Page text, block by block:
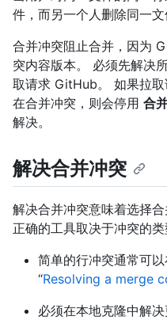
件，而另一个人删除同一文
合并冲突阻止合并，因为
突内容版本。 必须先解决
取请求 GitHub。 如果拉
在合并冲突，则会停用 合
解决。
解决合并冲突
解决合并冲突意味着选择合
正确的工具取决于冲突的类
简单的行冲突通常可
“Resolving a merge
必须在本地克隆中解